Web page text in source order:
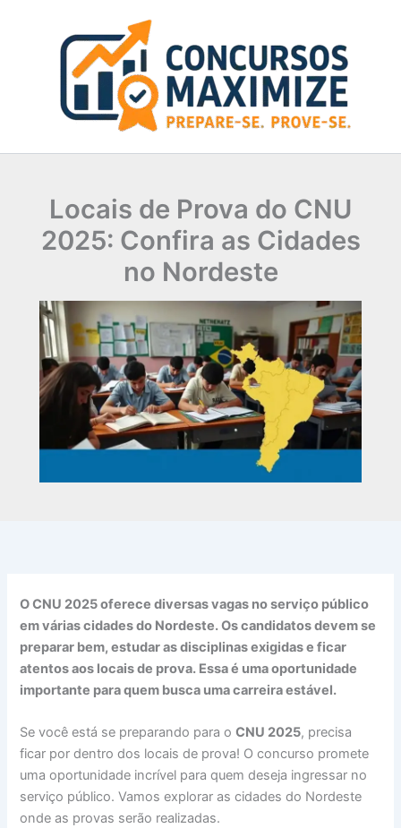
Locais de Prova do CNU
2025: Confira as Cidades
no Nordeste
O CNU 2025 oferece diversas vagas no serviço público
em várias cidades do Nordeste. Os candidatos devem se
preparar bem, estudar as disciplinas exigidas e ficar
atentos aos locais de prova. Essa é uma oportunidade
importante para quem busca uma carreira estável.
Se você está se preparando para oCNU 2025, precisa
ficar por dentro dos locais de prova! O concurso promete
uma oportunidade incrível para quem deseja ingressar no
serviço público. Vamos explorar as cidades do Nordeste
onde as provas serão realizadas.